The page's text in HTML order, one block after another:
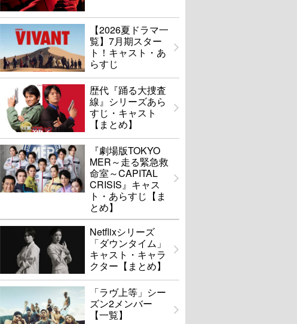
【2026夏ドラマ一
覧】7月期スター
ト！キャスト・あ
らすじ
歴代『踊る大捜査
線』シリーズあら
すじ・キャスト
【まとめ】
『劇場版TOKYO
MER～走る緊急救
命室～CAPITAL
CRISIS』キャス
ト・あらすじ【ま
とめ】
Netflixシリーズ
「ダウンタイム」
キャスト・キャラ
クター【まとめ】
「ラヴ上等」シー
ズン2メンバー
【一覧】